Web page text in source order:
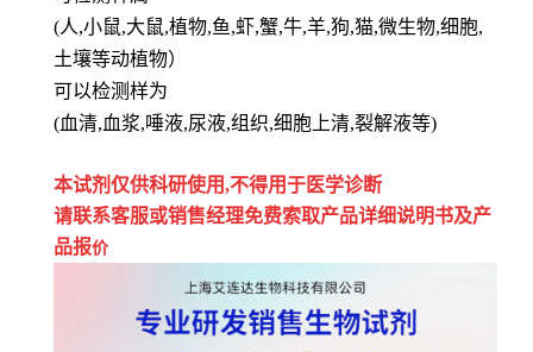
(人,小鼠,大鼠,植物,鱼,虾,蟹,牛,羊,狗,猫,微生物,细胞,
土壤等动植物）
可以检测样为
(血清,血浆,唾液,尿液,组织,细胞上清,裂解液等)
本试剂仅供科研使用,不得用于医学诊断
请联系客服或销售经理免费索取产品详细说明书及产
品报价